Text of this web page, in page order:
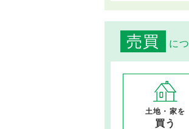
売買 に
土地・家を
買う